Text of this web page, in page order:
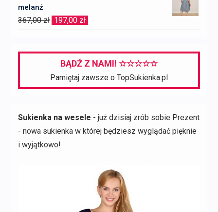
367,00 zł. 147,00 zł.
melanż
367,00zł Pierwotna
367,00 zł.
197,00 zł
197,00 zł.
BĄDŹ Z NAMI! ☆☆☆☆☆
Pamiętaj zawsze o TopSukienka.pl
Sukienka na wesele - już dzisiaj zrób sobie Prezent
- nowa sukienka w której będziesz wyglądać pięknie
i wyjątkowo!